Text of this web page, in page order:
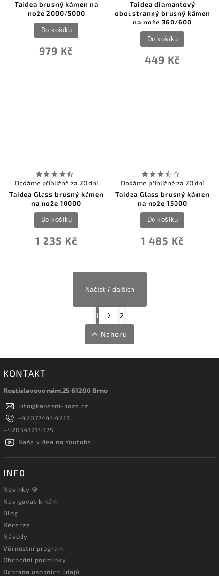
Taidea brusný kámen na
nože 2000/5000
979 Kč
Do košíku
Taidea diamantový
oboustranný brusný kámen
na nože 360/600
449 Kč
Do košíku
Taidea Glass brusný kámen
na nože 10000
Dodáme přibližně za 20 dní
1 235 Kč
Do košíku
Taidea Glass brusný kámen
na nože 15000
Dodáme přibližně za 20 dní
1 485 Kč
Do košíku
Načíst 7 dalších
1 2
Nahoru
KONTAKT
Rostislavovo nám.25 61200 Brno
info@kapesni-noze.cz
+420774444281
+420541214375
Naše videa na Youtube
INFO
Novinky 💎
Navigovat k nám
Blog
Recenze
Návody
Věrnostní program
Obchodní podmínky
Ochrana osobních údajů